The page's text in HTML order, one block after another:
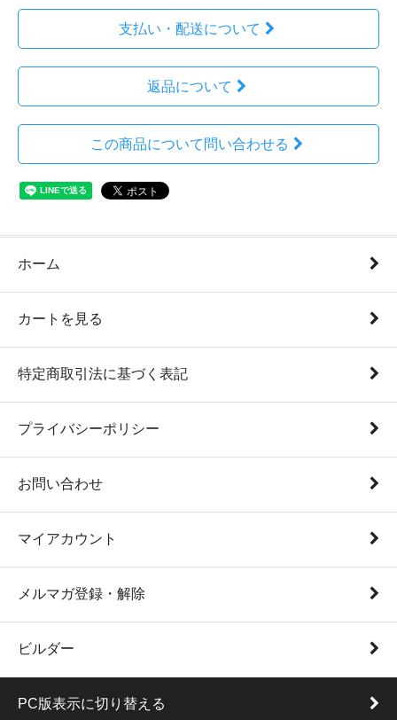
支払い・配送について
返品について
この商品について問い合わせる
ホーム
カートを見る
特定商取引法に基づく表記
プライバシーポリシー
お問い合わせ
マイアカウント
メルマガ登録・解除
ビルダー
PC版表示に切り替える